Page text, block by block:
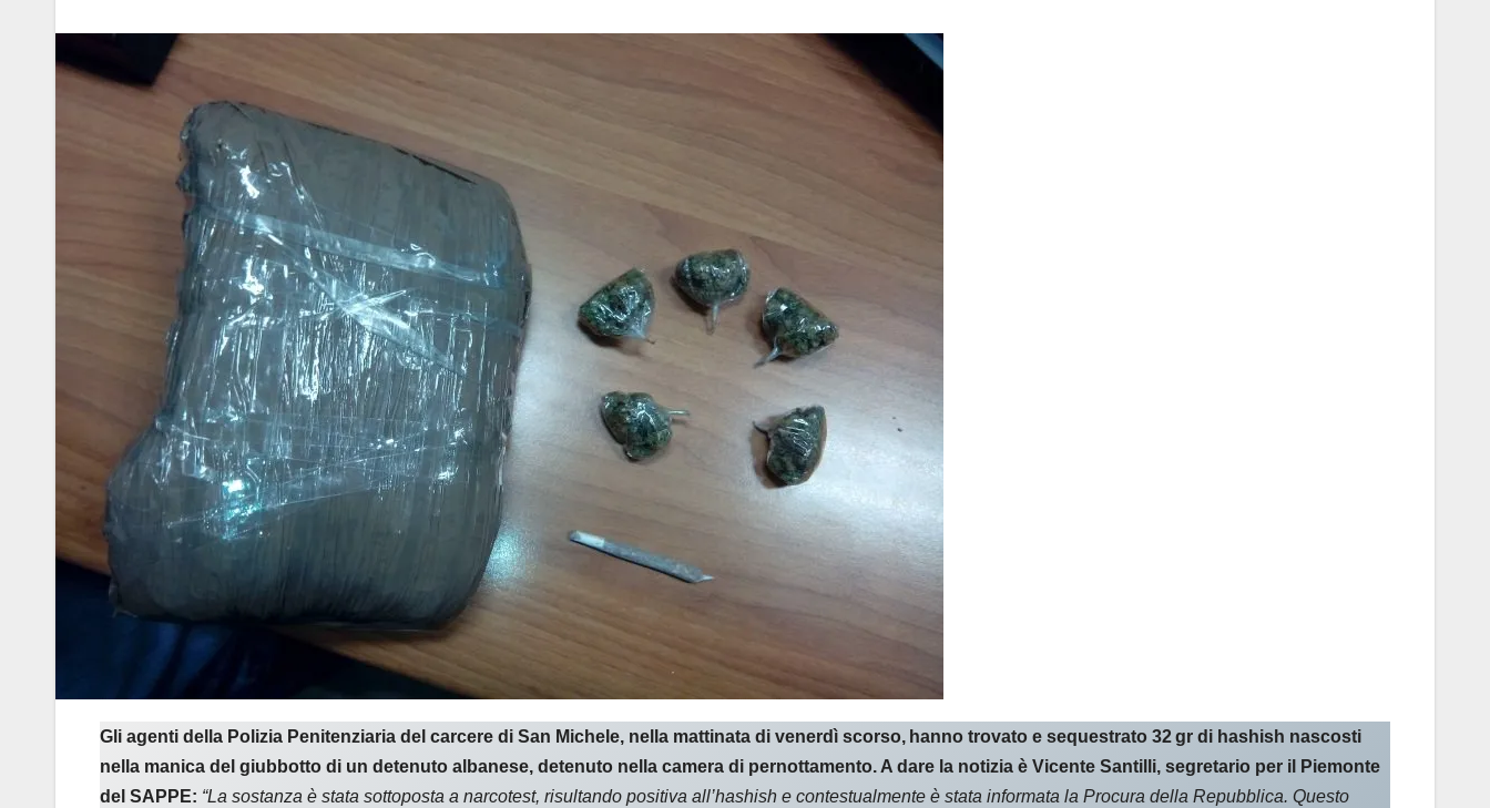
Gli agenti della Polizia Penitenziaria del carcere di San Michele, nella mattinata di venerdì scorso, hanno trovato e sequestrato 32 gr di hashish nascosti
nella manica del giubbotto di un detenuto albanese, detenuto nella camera di pernottamento. A dare la notizia è Vicente Santilli, segretario per il Piemonte
del SAPPE: “La sostanza è stata sottoposta a narcotest, risultando positiva all’hashish e contestualmente è stata informata la Procura della Repubblica. Questo